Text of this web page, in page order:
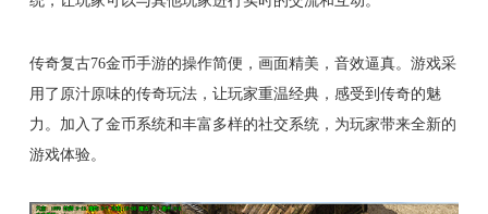
传奇复古76金币手游的操作简便，画面精美，音效逼真。游戏采
用了原汁原味的传奇玩法，让玩家重温经典，感受到传奇的魅
力。加入了金币系统和丰富多样的社交系统，为玩家带来全新的
游戏体验。